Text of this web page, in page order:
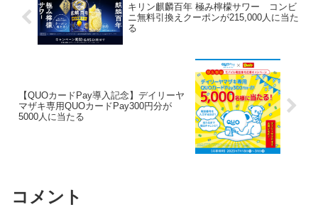
キリン麒麟百年 極み檸檬サワー コンビ
ニ無料引換えクーポンが215,000人に当た
る
【QUOカードPay導入記念】デイリーヤ
マザキ専用QUOカードPay300円分が
5000人に当たる
コメント